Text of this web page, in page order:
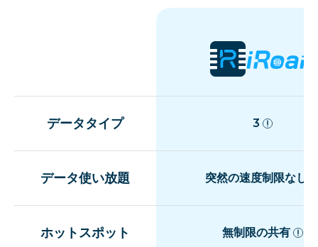
データタイプ 3
データ使い放題 突然の速度制限なし
ホットスポット 無制限の共有